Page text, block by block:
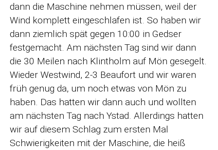
dann die Maschine nehmen müssen, weil der
Wind komplett eingeschlafen ist. So haben wir
dann ziemlich spät gegen 10:00 in Gedser
festgemacht. Am nächsten Tag sind wir dann
die 30 Meilen nach Klintholm auf Mön gesegelt.
Wieder Westwind, 2-3 Beaufort und wir waren
früh genug da, um noch etwas von Mön zu
haben. Das hatten wir dann auch und wollten
am nächsten Tag nach Ystad. Allerdings hatten
wir auf diesem Schlag zum ersten Mal
Schwierigkeiten mit der Maschine, die heiß